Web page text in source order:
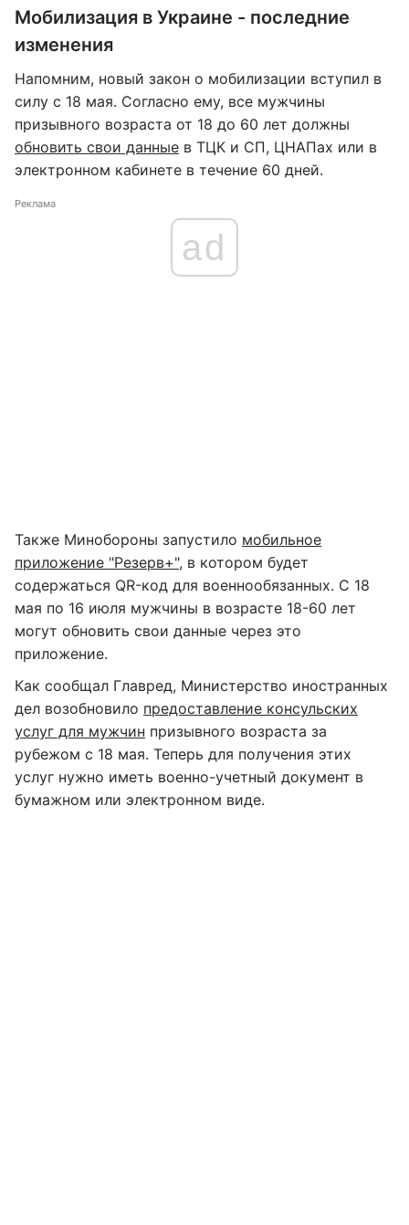
Мобилизация в Украине - последние
изменения
Напомним, новый закон о мобилизации вступил в
силу с 18 мая. Согласно ему, все мужчины
призывного возраста от 18 до 60 лет должны
обновить свои данные в ТЦК и СП, ЦНАПах или в
электронном кабинете в течение 60 дней.
Реклама
ad
Также Минобороны запустило мобильное
приложение "Резерв+", в котором будет
содержаться QR-код для военнообязанных. С 18
мая по 16 июля мужчины в возрасте 18-60 лет
могут обновить свои данные через это
приложение.
Как сообщал Главред, Министерство иностранных
дел возобновило предоставление консульских
услуг для мужчин призывного возраста за
рубежом с 18 мая. Теперь для получения этих
услуг нужно иметь военно-учетный документ в
бумажном или электронном виде.